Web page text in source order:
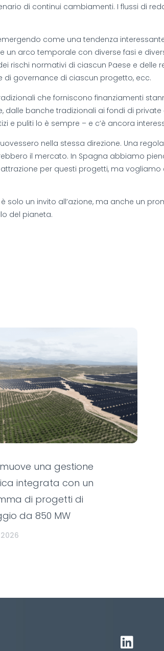
di continui cambiamenti. I flussi di
come una tendenza
arco temporale con diverse fasi e
normativi di ciascun Paese e delle
governance di ciascun progetto, ecc.
che forniscono finanziamenti
banche tradizionali ai fondi di
e puliti lo è sempre – e c’è ancora
nella stessa direzione. Una
il mercato. In Spagna abbiamo
per questi progetti, ma vogliamo
un invito all’azione, ma anche un
del pianeta.
una gestione
integrata con un
di progetti di
da 850 MW
